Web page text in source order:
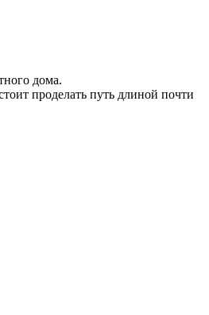
дома.
проделать путь длиной почти